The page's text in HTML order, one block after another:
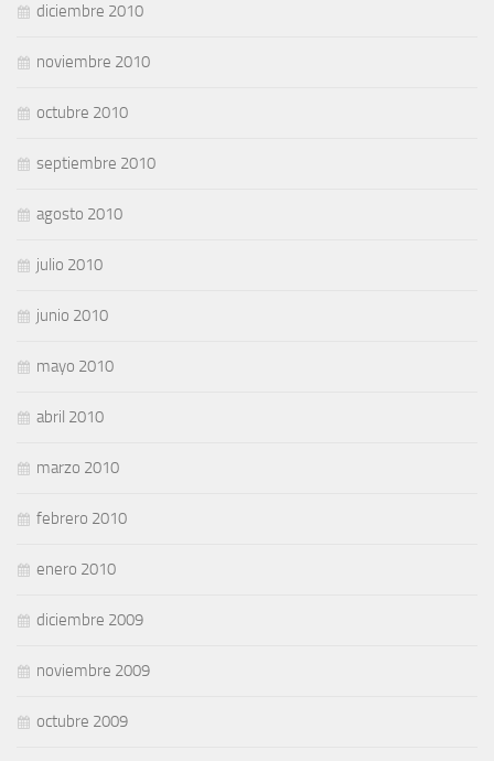
diciembre 2010
noviembre 2010
octubre 2010
septiembre 2010
agosto 2010
julio 2010
junio 2010
mayo 2010
abril 2010
marzo 2010
febrero 2010
enero 2010
diciembre 2009
noviembre 2009
octubre 2009